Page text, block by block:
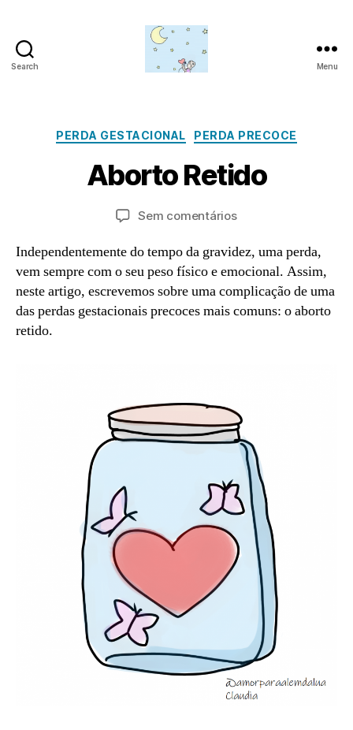
Search
da
lua
Menu
Categorias
PERDA GESTACIONAL PERDA PRECOCE
Aborto Retido
Autor
do
o
r
d
in
Data
do
a
r
o
4
2
0
Sem comentáriosem
Retido
Independentemente do tempo da gravidez, uma perda,
vem sempre com o seu peso físico e emocional. Assim,
neste artigo, escrevemos sobre uma complicação de uma
das perdas gestacionais precoces mais comuns: o aborto
retido.